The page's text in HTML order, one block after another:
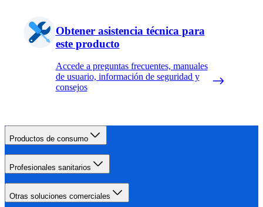
Obtener asistencia técnica para
este producto
Accede a preguntas frecuentes, manuales
de usuario, información de seguridad y
consejos
Productos de consumo
Profesionales sanitarios
Otras soluciones comerciales